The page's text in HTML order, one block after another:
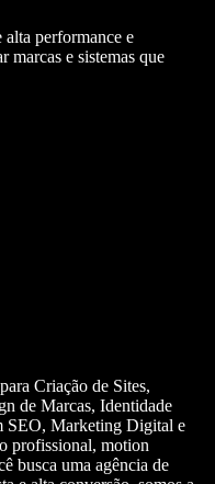
performance e
marcas e sistemas que
Criação de Sites,
de Marcas, Identidade
SEO, Marketing Digital e
profissional, motion
busca uma agência de